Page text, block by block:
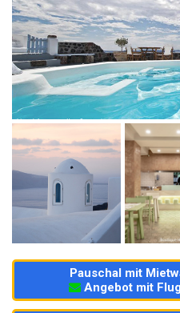
Pauschal mit
Angebot mit